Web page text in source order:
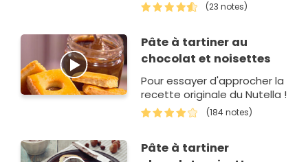
(23 notes)
Pâte à tartiner au
chocolat et noisettes
Pour essayer d'approcher la
recette originale du Nutella !
(184 notes)
Pâte à tartiner